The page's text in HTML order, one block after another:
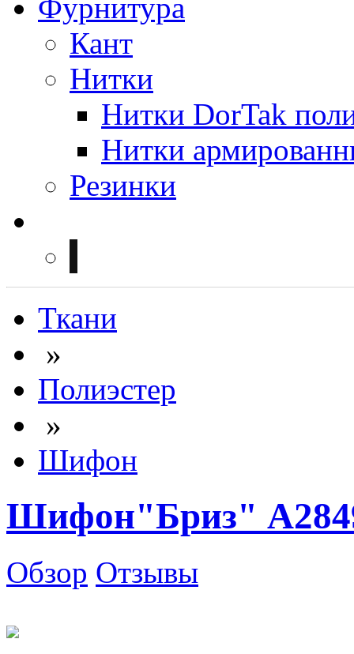
Фурнитура
Кант
Нитки
Нитки DorTak
Нитки
Резинки
Ткани
»
Полиэстер
»
Шифон
Шифон"Бриз"
Обзор Отзывы